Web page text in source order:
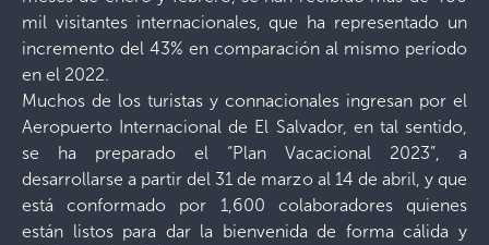
mil visitantes internacionales, que ha representado un
incremento del 43% en comparación al mismo período
en el 2022.
Muchos de los turistas y connacionales ingresan por el
Aeropuerto Internacional de El Salvador, en tal sentido,
se ha preparado el “Plan Vacacional 2023”, a
desarrollarse a partir del 31 de marzo al 14 de abril, y que
está conformado por 1,600 colaboradores quienes
están listos para dar la bienvenida de forma cálida y